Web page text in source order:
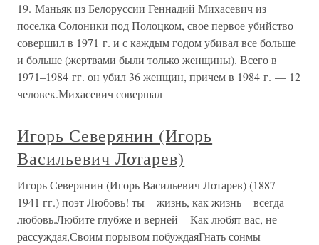
19. Маньяк из Белоруссии Геннадий Михасевич из
поселка Солоники под Полоцком, свое первое убийство
совершил в 1971 г. и с каждым годом убивал все больше
и больше (жертвами были только женщины). Всего в
1971–1984 гг. он убил 36 женщин, причем в 1984 г. — 12
человек.Михасевич совершал
Игорь Северянин (Игорь
Васильевич Лотарев)
Игорь Северянин (Игорь Васильевич Лотарев) (1887—
1941 гг.) поэт Любовь! ты – жизнь, как жизнь – всегда
любовь.Любите глубже и верней – Как любят вас, не
рассуждая,Своим порывом побуждаяГнать сонмы